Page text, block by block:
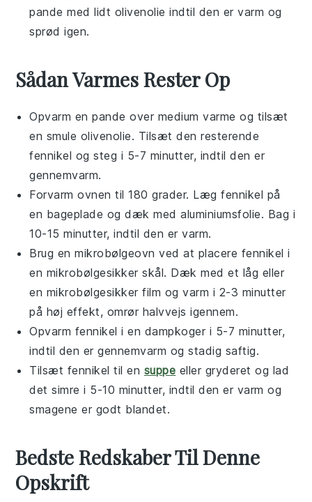
pande med lidt olivenolie indtil den er varm og
sprød igen.
Sådan Varmes Rester Op
Opvarm en pande over medium varme og tilsæt
en smule olivenolie. Tilsæt den resterende
fennikel og steg i 5-7 minutter, indtil den er
gennemvarm.
Forvarm ovnen til 180 grader. Lægfennikel på
en bageplade og dæk medaluminiumsfolie. Bag i
10-15 minutter, indtil den er varm.
Brug en mikrobølgeovn ved at placere fennikel i
en mikrobølgesikker skål. Dæk med et låg eller
en mikrobølgesikker film og varm i 2-3 minutter
på høj effekt, omrør halvvejs igennem.
Opvarm fennikel i en dampkoger i 5-7 minutter,
indtil den er gennemvarm og stadig saftig.
Tilsæt fennikel til en suppe eller gryderet og lad
det simre i 5-10 minutter, indtil den er varm og
smagene er godt blandet.
Bedste Redskaber Til Denne
Opskrift